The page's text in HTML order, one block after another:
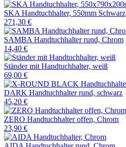
SKA Handtuchhalter, 550mm Schwarz
271,30 €
SAMBA Handtuchhalter rund, Chrom
14,40 €
Ständer mit Handtuchhalter, weiß
69,00 €
DARK Handtuchhalter rund, schwarz
45,20 €
ZERO Handtuchhalter offen, Chrom
23,90 €